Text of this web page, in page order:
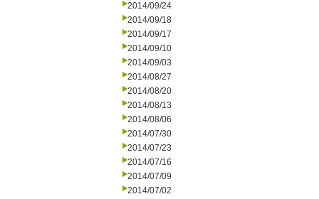
2014/09/24
2014/09/18
2014/09/17
2014/09/10
2014/09/03
2014/08/27
2014/08/20
2014/08/13
2014/08/06
2014/07/30
2014/07/23
2014/07/16
2014/07/09
2014/07/02